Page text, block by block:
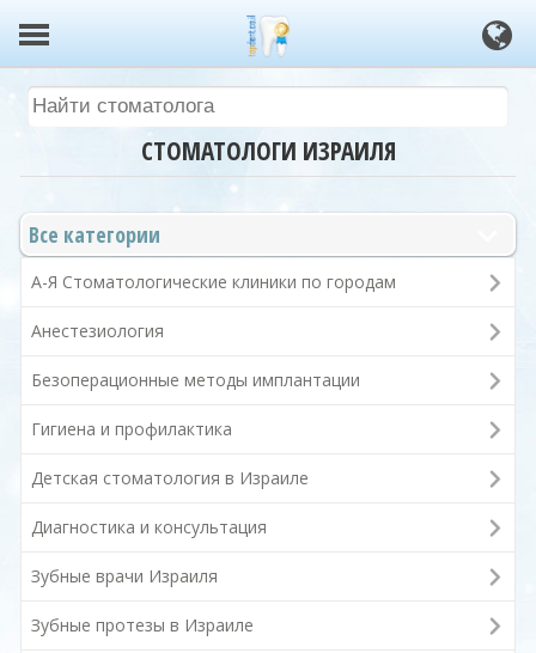
СТОМАТОЛОГИ ИЗРАИЛЯ
Все категории
А-Я Стоматологические клиники по городам
Анестезиология
Безоперационные методы имплантации
Гигиена и профилактика
Детская стоматология в Израиле
Диагностика и консультация
Зубные врачи Израиля
Зубные протезы в Израиле